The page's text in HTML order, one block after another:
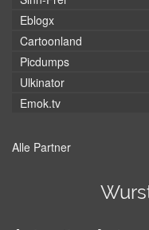
Eblogx
Cartoonland
Picdumps
Ulkinator
Emok.tv
Alle Partner